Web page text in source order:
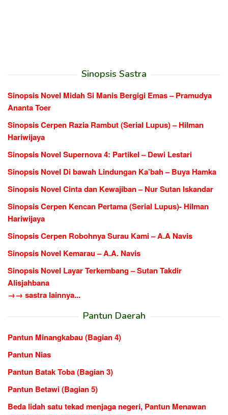
Sinopsis Sastra
Sinopsis Novel Midah Si Manis Bergigi Emas – Pramudya
Ananta Toer
Sinopsis Cerpen Razia Rambut (Serial Lupus) – Hilman
Hariwijaya
Sinopsis Novel Supernova 4: Partikel – Dewi Lestari
Sinopsis Novel Di bawah Lindungan Ka’bah – Buya Hamka
Sinopsis Novel Cinta dan Kewajiban – Nur Sutan Iskandar
Sinopsis Cerpen Kencan Pertama (Serial Lupus)- Hilman
Hariwijaya
Sinopsis Cerpen Robohnya Surau Kami – A.A Navis
Sinopsis Novel Kemarau – A.A. Navis
Sinopsis Novel Layar Terkembang – Sutan Takdir
Alisjahbana
→→ sastra lainnya...
Pantun Daerah
Pantun Minangkabau (Bagian 4)
Pantun Nias
Pantun Batak Toba (Bagian 3)
Pantun Betawi (Bagian 5)
Beda lidah satu tekad menjaga negeri, Pantun Menawan